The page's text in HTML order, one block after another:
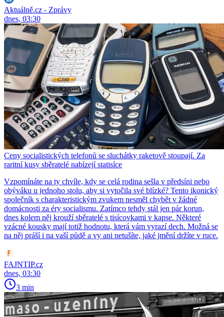
Aktuálně.cz - Zprávy
dnes, 03:30
Ceny socialistických telefonů se sluchátky raketově stoupají. Za
raritní kusy sběratelé nabízejí statisíce
Vzpomínáte na ty chvíle, kdy se celá rodina sešla v předsíni nebo
obýváku u jednoho stolu, aby si vytočila své blízké? Tento ikonický
společník s charakteristickým zvukem nesměl chybět v žádné
domácnosti za éry socialismu. Zatímco tehdy stál jen pár korun,
dnes kolem něj krouží sběratelé s tisícovkami v kapse. Některé
vzácné kousky mají totiž hodnotu, která vám vyrazí dech. Možná se
na něj práší i na vaší půdě a vy ani netušíte, jaké jmění držíte v ruce.
FAJNTIP.cz
dnes, 03:30
3 min